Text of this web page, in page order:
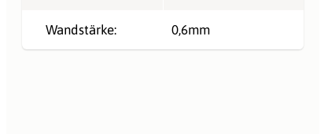
Wandstärke: 0,6mm